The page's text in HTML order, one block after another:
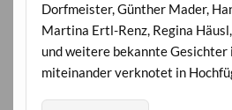
Dorfmeister, Günther Mader,
Martina Ertl-Renz, Regina
und weitere bekannte Gesichter
miteinander verknotet in